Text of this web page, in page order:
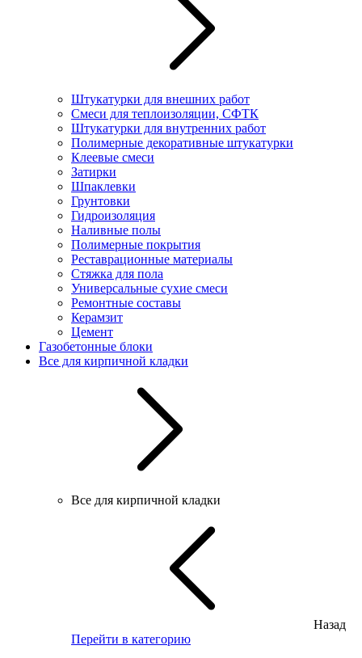
Штукатурки для внешних работ
Смеси для теплоизоляции, СФТК
Штукатурки для внутренних работ
Полимерные декоративные штукатурки
Клеевые смеси
Затирки
Шпаклевки
Грунтовки
Гидроизоляция
Наливные полы
Полимерные покрытия
Реставрационные материалы
Стяжка для пола
Универсальные сухие смеси
Ремонтные составы
Керамзит
Цемент
Газобетонные блоки
Все для кирпичной кладки
Все для кирпичной кладки
Назад
Перейти в категорию